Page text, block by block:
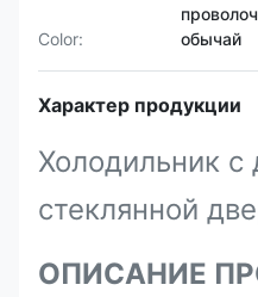
Color:
обычай
Характер продукции
Холодильник с
стеклянной
ОПИСАНИЕ